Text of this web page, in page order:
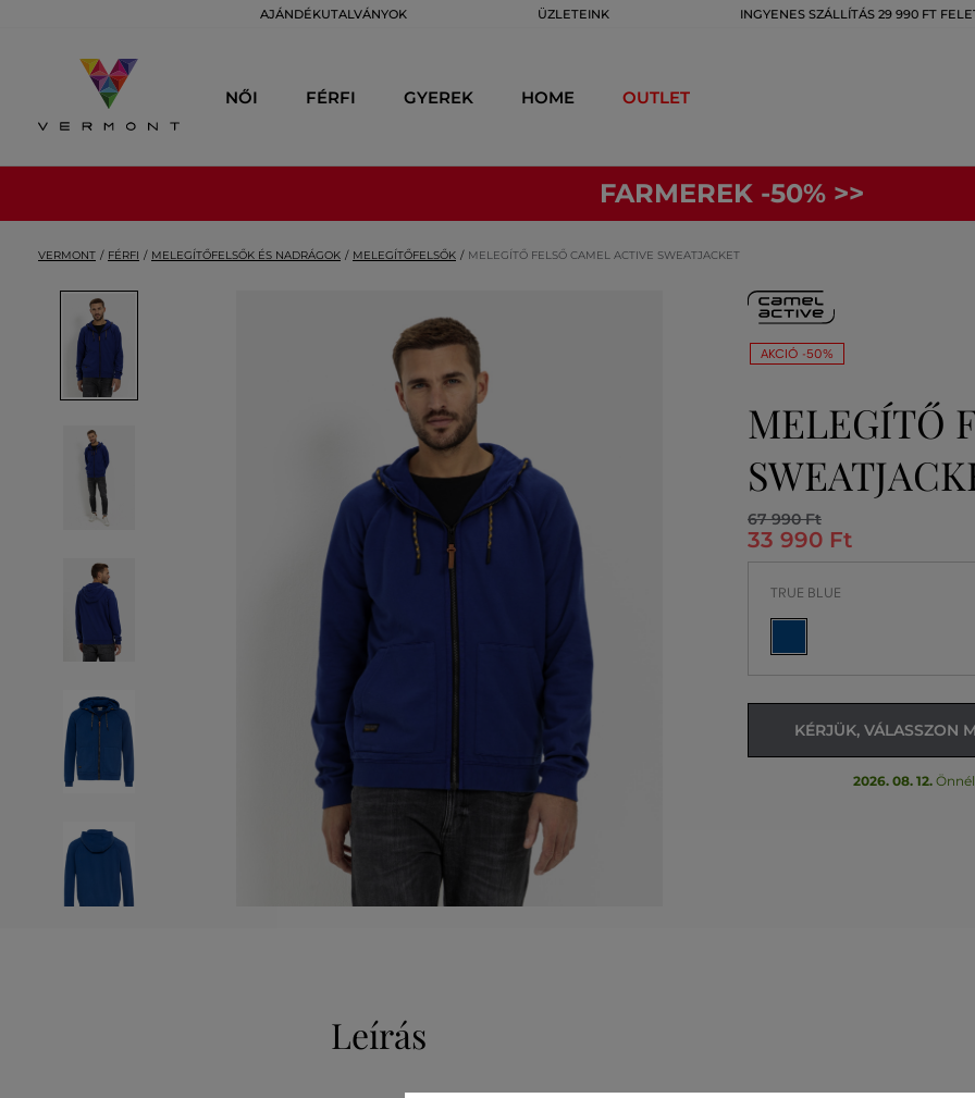
AJÁNDÉKUTALVÁNYOK ÜZLETEINK INGYENES SZÁLLÍTÁS 29 990 FT
NŐI FÉRFI GYEREK HOME OUTLET
FARMEREK -50% >>
VERMONT FÉRFI MELEGÍTŐFELSŐK ÉS NADRÁGOK MELEGÍTŐFELSŐK MELEGÍTŐ FELSŐ CAMEL ACTIVE SWEATJACKET
AKCIÓ -50%
MELEGÍTŐ
67 990 Ft
33 990 Ft
TRUE BLUE
KÉRJÜK, VÁLASSZON
2026. 08. 12. Önnél
Leírás